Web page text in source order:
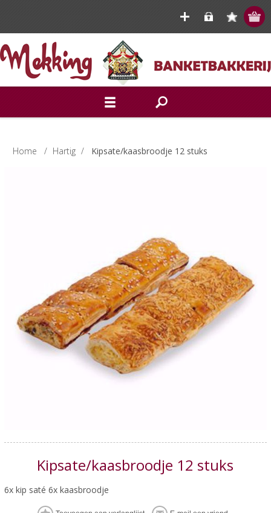
Home / Hartig / Kipsate/kaasbroodje 12 stuks
Kipsate/kaasbroodje 12 stuks
6x kip saté 6x kaasbroodje